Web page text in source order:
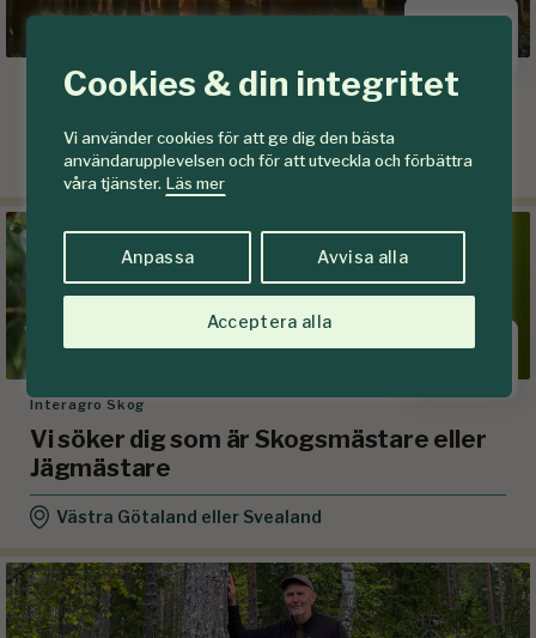
Cookies & din integritet
Vi använder cookies för att ge dig den bästa
användarupplevelsen och för att utveckla och förbättra
våra tjänster. Läs mer
Anpassa Avvisa alla
Acceptera alla
Vida Skog
Hjältevad
Interagro Skog
Vi söker dig som är Skogsmästare eller
Jägmästare
Västra Götaland eller Svealand